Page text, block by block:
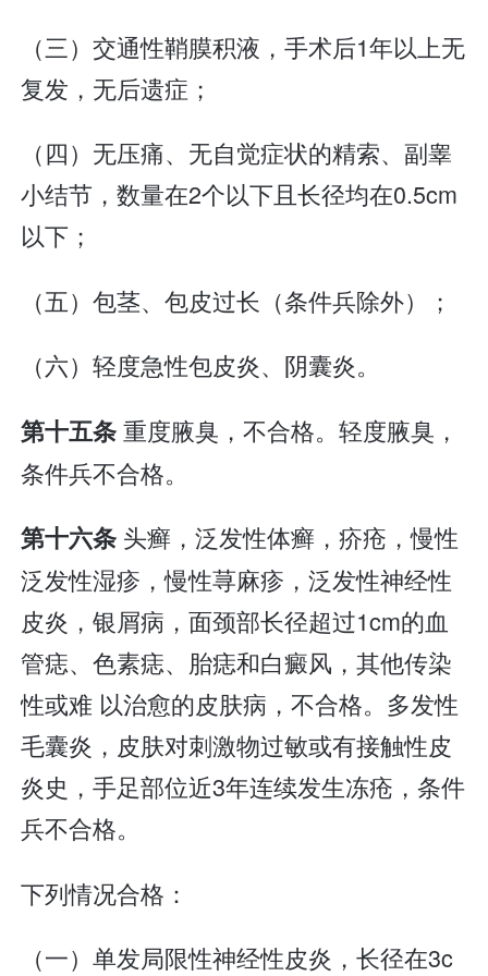
（三）交通性鞘膜积液，手术后1年以上无
复发，无后遗症；
（四）无压痛、无自觉症状的精索、副睾
小结节，数量在2个以下且长径均在0.5cm
以下；
（五）包茎、包皮过长（条件兵除外）；
（六）轻度急性包皮炎、阴囊炎。
第十五条重度腋臭，不合格。轻度腋臭，
条件兵不合格。
第十六条 头癣，泛发性体癣，疥疮，慢性
泛发性湿疹，慢性荨麻疹，泛发性神经性
皮炎，银屑病，面颈部长径超过1cm的血
管痣、色素痣、胎痣和白癜风，其他传染
性或难 以治愈的皮肤病，不合格。多发性
毛囊炎，皮肤对刺激物过敏或有接触性皮
炎史，手足部位近3年连续发生冻疮，条件
兵不合格。
下列情况合格：
（一）单发局限性神经性皮炎，长径在3c